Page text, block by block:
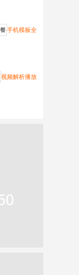
手机模板全
视频解析播放